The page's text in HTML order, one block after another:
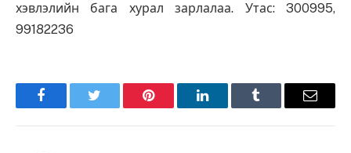
хэвлэлийн бага хурал зарлалаа. Утас: 300995,
99182236
FacebookTwitter Pinterest LinkedInTumblr Имэйл